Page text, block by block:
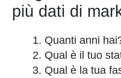
più dati di
Quanti anni
Qual è il tuo
Qual è la tua